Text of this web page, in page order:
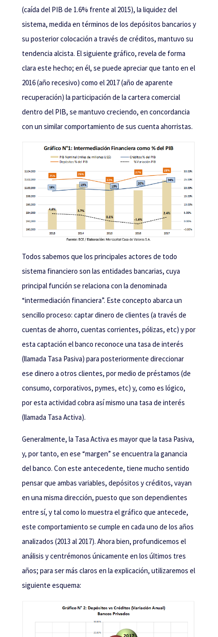
(caída del PIB de 1.6% frente al 2015), la liquidez del
sistema, medida en términos de los depósitos bancarios y
su posterior colocación a través de créditos, mantuvo su
tendencia alcista. El siguiente gráfico, revela de forma
clara este hecho; en él, se puede apreciar que tanto en el
2016 (año recesivo) como el 2017 (año de aparente
recuperación) la participación de la cartera comercial
dentro del PIB, se mantuvo creciendo, en concordancia
con un similar comportamiento de sus cuenta ahorristas.
Todos sabemos que los principales actores de todo
sistema financiero son las entidades bancarias, cuya
principal función se relaciona con la denominada
“intermediación financiera”. Este concepto abarca un
sencillo proceso: captar dinero de clientes (a través de
cuentas de ahorro, cuentas corrientes, pólizas, etc) y por
esta captación el banco reconoce una tasa de interés
(llamada Tasa Pasiva) para posteriormente direccionar
ese dinero a otros clientes, por medio de préstamos (de
consumo, corporativos, pymes, etc) y, como es lógico,
por esta actividad cobra así mismo una tasa de interés
(llamada Tasa Activa).
Generalmente, la Tasa Activa es mayor que la tasa Pasiva,
y, por tanto, en ese “margen” se encuentra la ganancia
del banco. Con este antecedente, tiene mucho sentido
pensar que ambas variables, depósitos y créditos, vayan
en una misma dirección, puesto que son dependientes
entre sí, y tal como lo muestra el gráfico que antecede,
este comportamiento se cumple en cada uno de los años
analizados (2013 al 2017). Ahora bien, profundicemos el
análisis y centrémonos únicamente en los últimos tres
años; para ser más claros en la explicación, utilizaremos el
siguiente esquema: